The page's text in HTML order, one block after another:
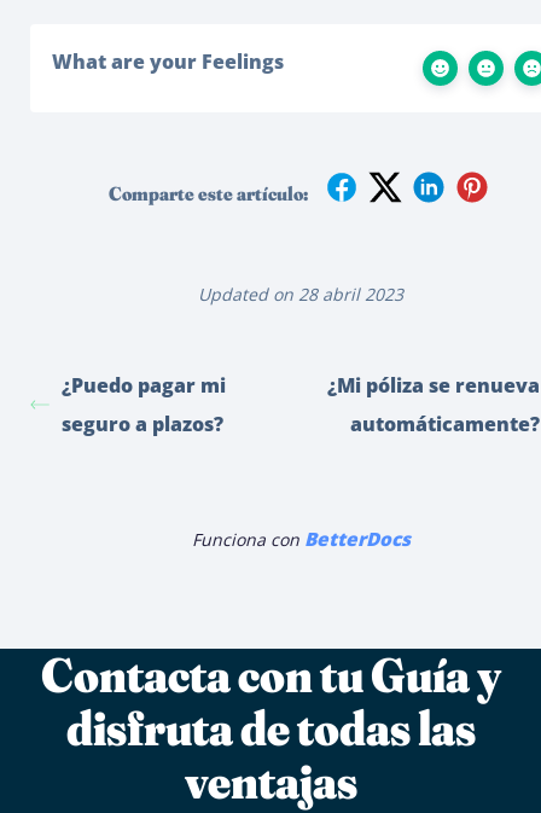
What are your Feelings
Comparte este artículo:
Updated on 28 abril 2023
¿Puedo pagar mi
seguro a plazos?
¿Mi póliza se renueva
automáticamente?
Funciona con BetterDocs
Contacta con tu Guía y
disfruta de todas las
ventajas